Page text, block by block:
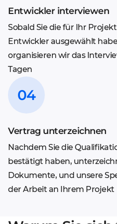
Entwickler interviewen
Sobald Sie die für Ihr
Entwickler ausgewählt
organisieren wir das
Tagen
Vertrag unterzeichnen
Nachdem Sie die
bestätigt haben,
Dokumente, und unsere
der Arbeit an Ihrem Projekt